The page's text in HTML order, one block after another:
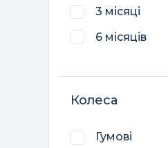
3 місяці
6 місяців
Колеса
Гумові